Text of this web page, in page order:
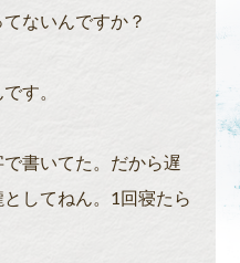
ないんですか？
す。
書いてた。だから遅
してねん。1回寝たら